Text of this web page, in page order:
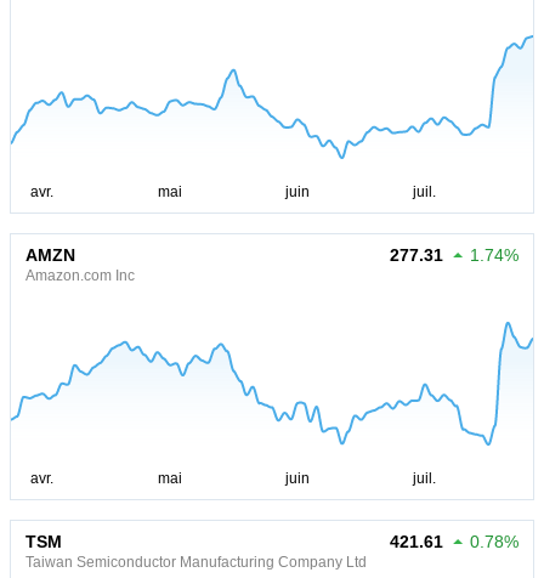
AMZN
Amazon.com Inc
277.31 1.74%
TSM
Taiwan Semiconductor Manufacturing Company Ltd
421.61 0.78%